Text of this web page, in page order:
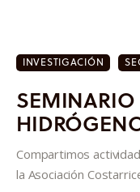
INVESTIGACIÓN
Compartimos
la Asociación